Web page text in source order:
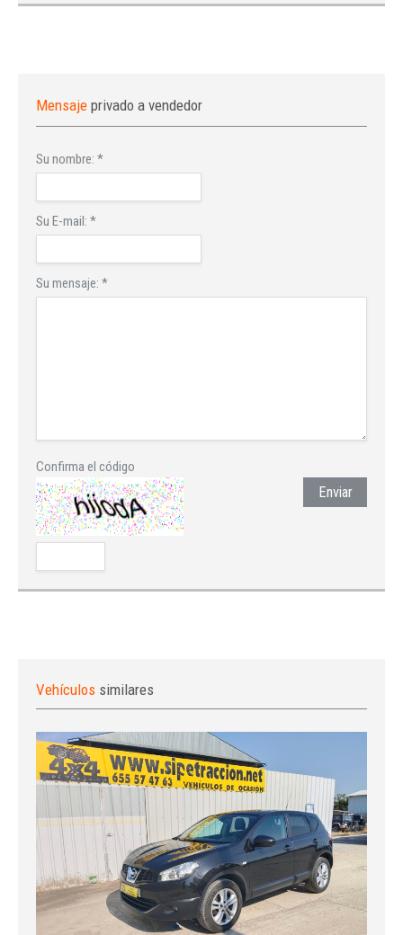
Mensaje privado a vendedor
Su nombre: *
Su E-mail: *
Su mensaje: *
Confirma el código
Enviar
Vehículos similares